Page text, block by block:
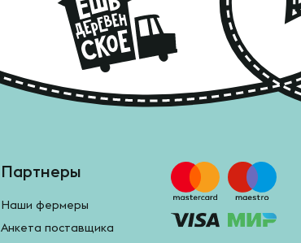
Партнеры
Наши фермеры
Анкета поставщика